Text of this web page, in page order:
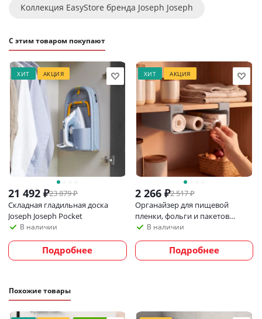
Коллекция EasyStore бренда Joseph Joseph
С этим товаром покупают
ХИТ АКЦИЯ
21 492 ₽23 879₽
Складная гладильная доска
Joseph Joseph Pocket
В наличии
Подробнее
ХИТ АКЦИЯ
2 266₽2 517₽
Органайзер для пищевой
пленки, фольги и пакетов
Joseph Joseph CupboardStore,
серый
В наличии
Подробнее
Похожие товары